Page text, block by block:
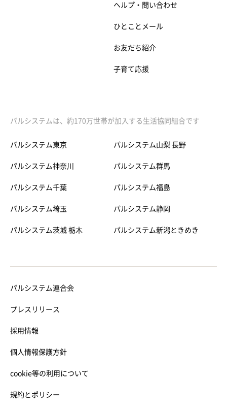
ヘルプ・問い合わせ
ひとことメール
お友だち紹介
子育て応援
パルシステムは、約170万世帯が加入する生活協同組合です
パルシステム東京
パルシステム神奈川
パルシステム千葉
パルシステム埼玉
パルシステム茨城 栃木
パルシステム山梨 長野
パルシステム群馬
パルシステム福島
パルシステム静岡
パルシステム新潟ときめき
パルシステム連合会
プレスリリース
採用情報
個人情報保護方針
cookie等の利用について
規約とポリシー